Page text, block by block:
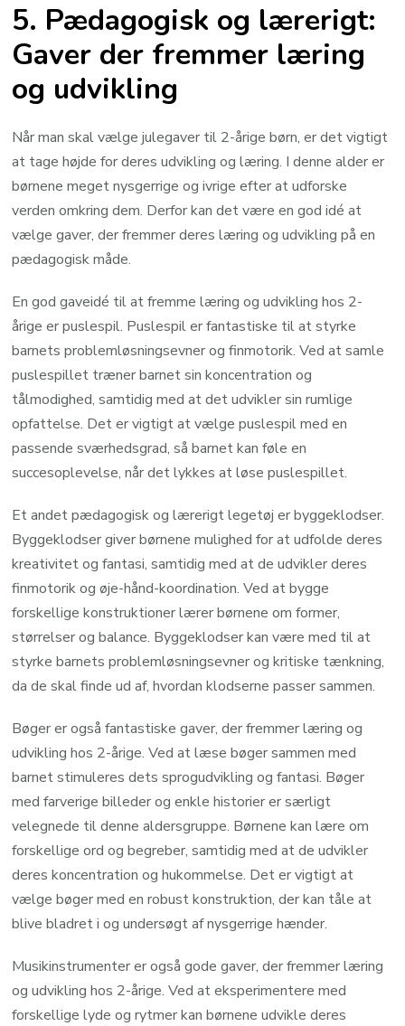
5. Pædagogisk og lærerigt:
Gaver der fremmer læring
og udvikling
Når man skal vælge julegaver til 2-årige børn, er det vigtigt
at tage højde for deres udvikling og læring. I denne alder er
børnene meget nysgerrige og ivrige efter at udforske
verden omkring dem. Derfor kan det være en god idé at
vælge gaver, der fremmer deres læring og udvikling på en
pædagogisk måde.
En god gaveidé til at fremme læring og udvikling hos 2-
årige er puslespil. Puslespil er fantastiske til at styrke
barnets problemløsningsevner og finmotorik. Ved at samle
puslespillet træner barnet sin koncentration og
tålmodighed, samtidig med at det udvikler sin rumlige
opfattelse. Det er vigtigt at vælge puslespil med en
passende sværhedsgrad, så barnet kan føle en
succesoplevelse, når det lykkes at løse puslespillet.
Et andet pædagogisk og lærerigt legetøj er byggeklodser.
Byggeklodser giver børnene mulighed for at udfolde deres
kreativitet og fantasi, samtidig med at de udvikler deres
finmotorik og øje-hånd-koordination. Ved at bygge
forskellige konstruktioner lærer børnene om former,
størrelser og balance. Byggeklodser kan være med til at
styrke barnets problemløsningsevner og kritiske tænkning,
da de skal finde ud af, hvordan klodserne passer sammen.
Bøger er også fantastiske gaver, der fremmer læring og
udvikling hos 2-årige. Ved at læse bøger sammen med
barnet stimuleres dets sprogudvikling og fantasi. Bøger
med farverige billeder og enkle historier er særligt
velegnede til denne aldersgruppe. Børnene kan lære om
forskellige ord og begreber, samtidig med at de udvikler
deres koncentration og hukommelse. Det er vigtigt at
vælge bøger med en robust konstruktion, der kan tåle at
blive bladret i og undersøgt af nysgerrige hænder.
Musikinstrumenter er også gode gaver, der fremmer læring
og udvikling hos 2-årige. Ved at eksperimentere med
forskellige lyde og rytmer kan børnene udvikle deres